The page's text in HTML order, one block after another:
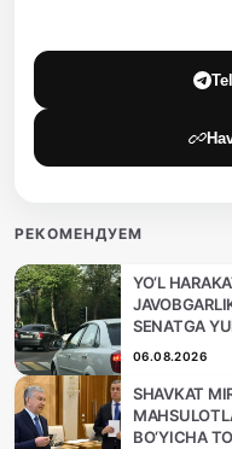
РЕКОМЕНДУЕМ
YO‘L
SENATGA
06.08.2026
SHAVKAT
BO‘YICHA